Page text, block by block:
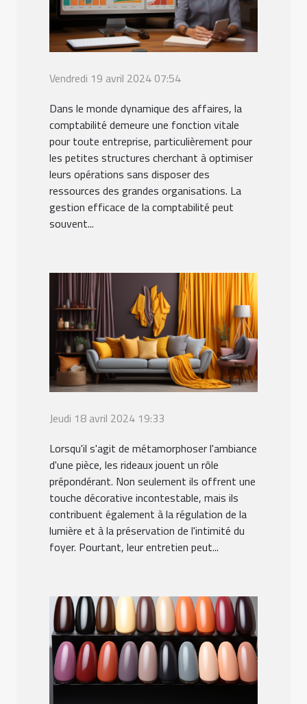
Vendredi 19 avril 2024 07:54
Dans le monde dynamique des affaires, la
comptabilité demeure une fonction vitale
pour toute entreprise, particulièrement pour
les petites structures cherchant à optimiser
leurs opérations sans disposer des
ressources des grandes organisations. La
gestion efficace de la comptabilité peut
souvent...
Jeudi 18 avril 2024 19:33
Lorsqu'il s'agit de métamorphoser l'ambiance
d'une pièce, les rideaux jouent un rôle
prépondérant. Non seulement ils offrent une
touche décorative incontestable, mais ils
contribuent également à la régulation de la
lumière et à la préservation de l'intimité du
foyer. Pourtant, leur entretien peut...